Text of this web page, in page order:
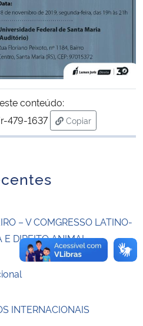
conteúdo:
479-1637
Copiar
para área de
– V COMGRESSO LATINO-
E DIREITO ANIMAL
INTERNACIONAIS